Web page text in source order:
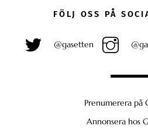
FÖLJ OSS PÅ
@gasetten
Prenumerera på
Annonsera hos